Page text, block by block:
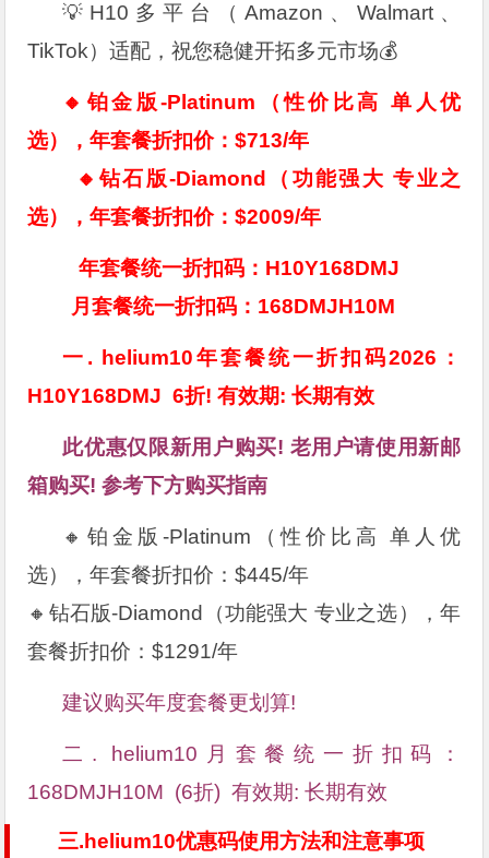
💡H10多平台（Amazon、Walmart、
TikTok）适配，祝您稳健开拓多元市场💰
🔸铂金版-Platinum（性价比高 单人优
选），年套餐折扣价：$713/年
🔸钻石版-Diamond（功能强大 专业之
选），年套餐折扣价：$2009/年
年套餐统一折扣码：H10Y168DMJ
月套餐统一折扣码：168DMJH10M
一. helium10年套餐统一折扣码2026：
H10Y168DMJ 6折! 有效期: 长期有效
此优惠仅限新用户购买! 老用户请使用新邮
箱购买! 参考下方购买指南
🔸铂金版-Platinum（性价比高 单人优
选），年套餐折扣价：$445/年
🔸钻石版-Diamond（功能强大 专业之选），年
套餐折扣价：$1291/年
建议购买年度套餐更划算!
二. helium10月套餐统一折扣码：
168DMJH10M (6折) 有效期: 长期有效
三.helium10优惠码使用方法和注意事项